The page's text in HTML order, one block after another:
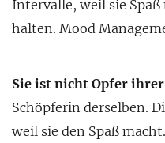
Intervalle, weil sie
halten. Mood
Sie ist nicht Opfer
Schöpferin derselben.
weil sie den Spaß